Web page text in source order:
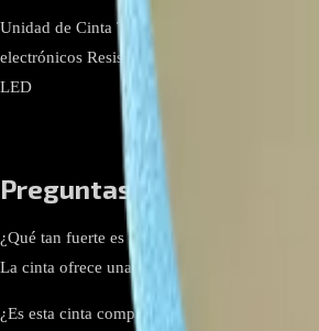
Unidad de Cinta Térmica Importada, 50 m x
electrónicos Resistencia a condiciones
LED
Preguntas frecuentes:
¿Qué tan fuerte es la adhesión de esta cinta?
La cinta ofrece una alta adhesión confiable,
¿Es esta cinta compatible con otros